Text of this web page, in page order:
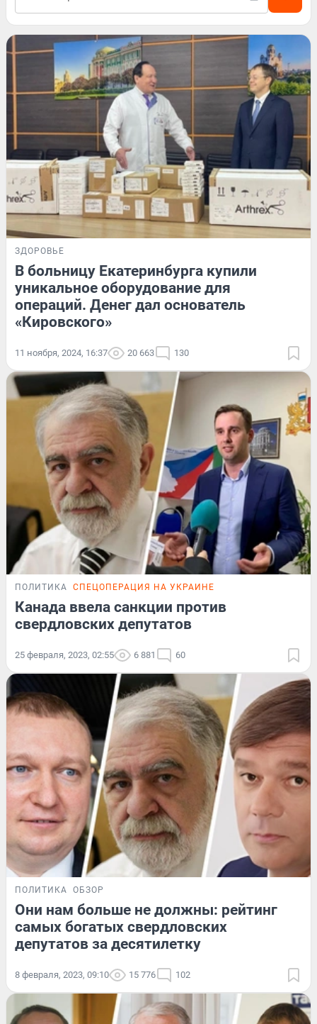
ЗДОРОВЬЕ
В больницу Екатеринбурга купили
уникальное оборудование для
операций. Денег дал основатель
«Кировского»
11 ноября, 2024, 16:37 20 663 130
ПОЛИТИКА СПЕЦОПЕРАЦИЯ НА УКРАИНЕ
Канада ввела санкции против
свердловских депутатов
25 февраля, 2023, 02:55 6 881 60
ПОЛИТИКА ОБЗОР
Они нам больше не должны: рейтинг
самых богатых свердловских
депутатов за десятилетку
8 февраля, 2023, 09:10 15 776 102